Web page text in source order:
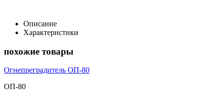
Описание
Характеристики
похожие товары
Огнепреградитель ОП-80
ОП-80